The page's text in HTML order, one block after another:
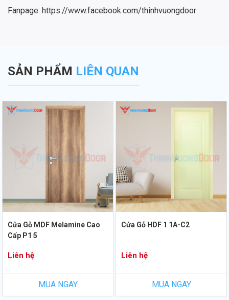
Fanpage: https://www.facebook.com/thinhvuongdoor
SẢN PHẨM LIÊN QUAN
Cửa Gỗ MDF Melamine Cao
Cấp P1 5
Liên hệ
MUA NGAY
Cửa Gỗ HDF 1 1A-C2
Liên hệ
MUA NGAY